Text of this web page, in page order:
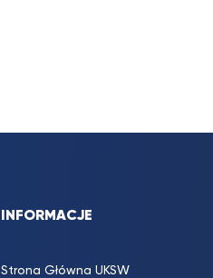
INFORMACJE
Strona Główna UKSW